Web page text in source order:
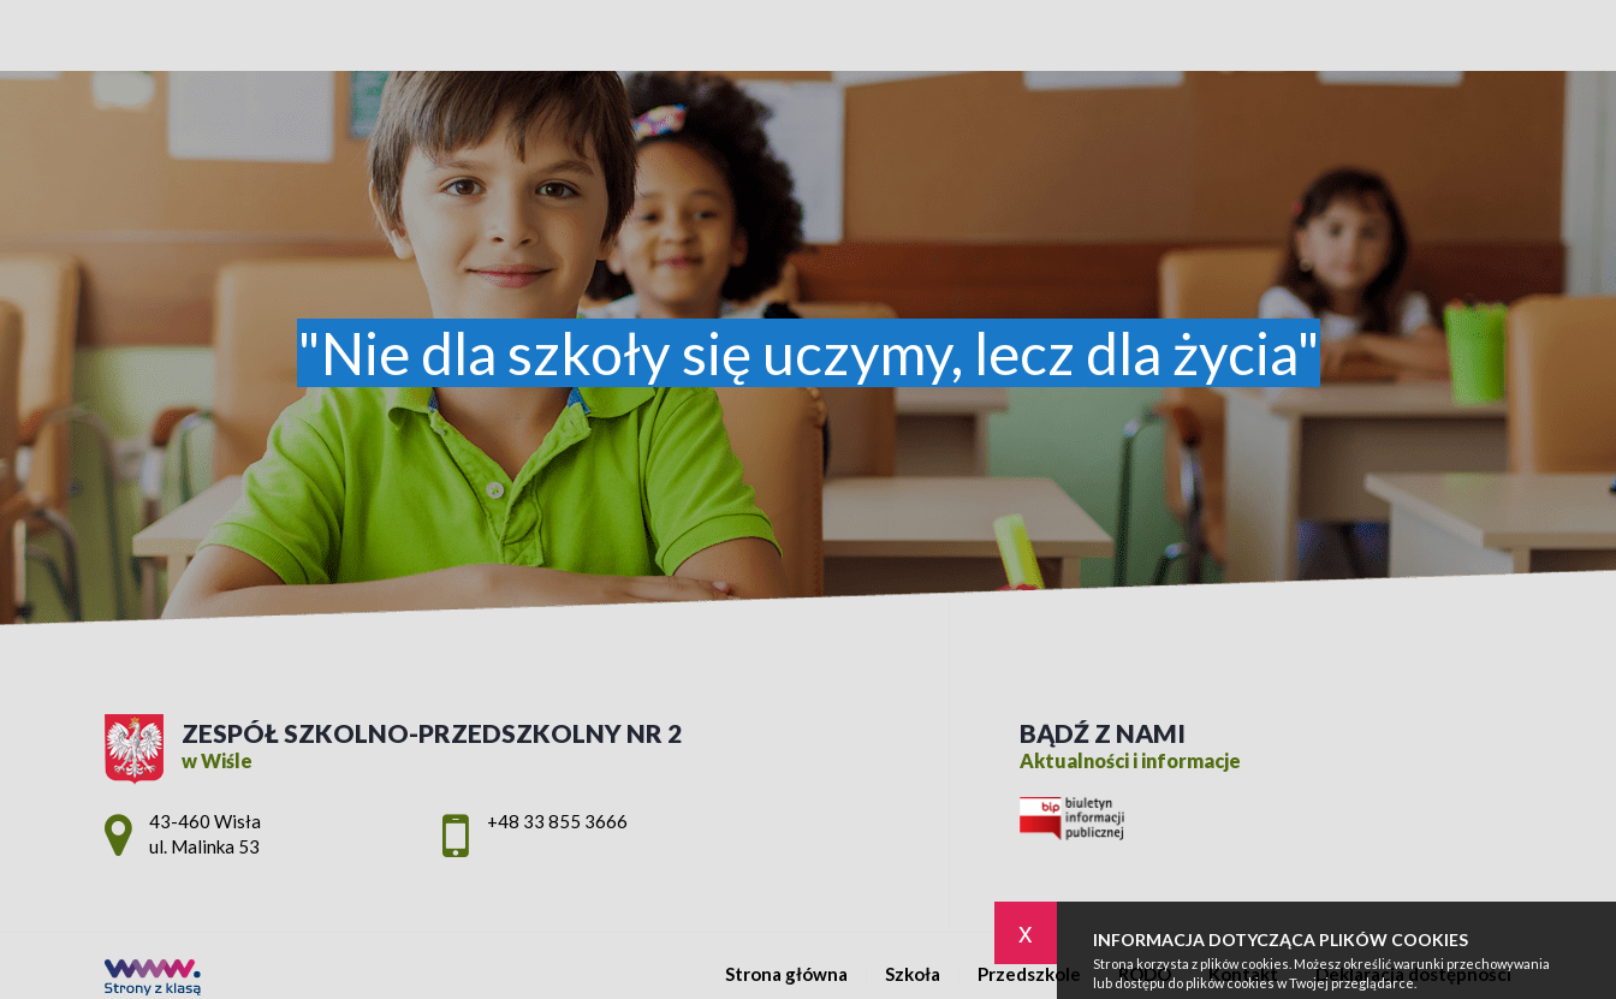
x INFORMACJA DOTYCZĄCA PLIKÓW COOKIES
Strona korzysta z plików cookies. Możesz określić warunki przechowywania
lub dostępu do plików cookies w Twojej przeglądarce.
"Nie dla szkoły się uczymy, lecz dla życia"
ZESPÓŁ SZKOLNO-PRZEDSZKOLNY NR 2
w Wiśle
Adres pocztowy:
43-460 Wisła
ul. Malinka 53
+48 33 855 3666
BĄDŹ Z NAMI
Aktualności i informacje
Strona główna Szkoła Przedszkole RODO Kontakt Deklaracja dostępności